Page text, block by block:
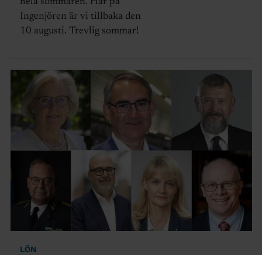
Ingenjören är vi tillbaka den
10 augusti. Trevlig sommar!
LÖN